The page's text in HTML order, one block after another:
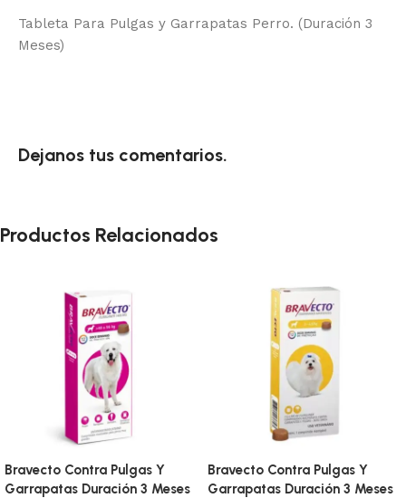
Tableta Para Pulgas y Garrapatas Perro. (Duración 3
Meses)
Dejanos tus comentarios.
Productos Relacionados
Contra Pulgas Y
Duración 3 Meses
Bravecto Contra Pulgas Y
Garrapatas Duración 3 Meses